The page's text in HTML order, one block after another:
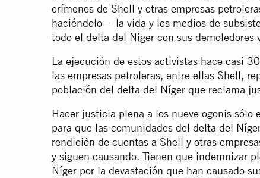
crímenes de Shell y otras empresas
haciéndolo— la vida y los medios de
todo el delta del Níger con sus demoledores
La ejecución de estos activistas hace casi
las empresas petroleras, entre ellas Shell,
población del delta del Níger que reclama
Hacer justicia plena a los nueve ogonis sólo
para que las comunidades del delta del
rendición de cuentas a Shell y otras
y siguen causando. Tienen que indemnizar
Níger por la devastación que han causado